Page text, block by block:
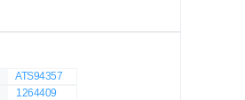
ATS94357
1264409